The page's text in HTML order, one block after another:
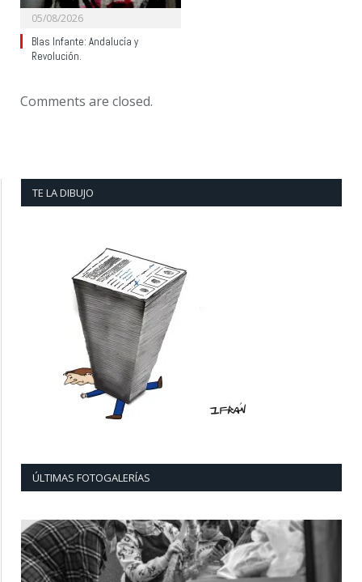
05/08/2026
Blas Infante: Andalucía y
Revolución.
Comments are closed.
TE LA DIBUJO
ÚLTIMAS FOTOGALERÍAS